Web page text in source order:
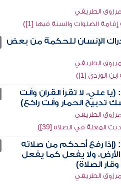
مرزوق الطريفي
الصلوات والسنة فيها [1])
الإنسان للحكمة من بعض
مرزوق الطريفي
الوردي [1])
علي، لا تقرأ القرآن وأنت
تدبيح الحمار وأنت راكع)
مرزوق الطريفي
المعلة في الصلاة [39])
رفع أحدكم من صلاته
ولا يفعل كما يفعل
الصلاة)
مرزوق الطريفي